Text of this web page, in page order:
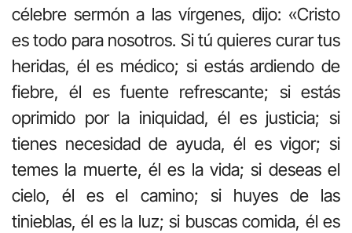
célebre sermón a las vírgenes, dijo: «Cristo
es todo para nosotros. Si tú quieres curar tus
heridas, él es médico; si estás ardiendo de
fiebre, él es fuente refrescante; si estás
oprimido por la iniquidad, él es justicia; si
tienes necesidad de ayuda, él es vigor; si
temes la muerte, él es la vida; si deseas el
cielo, él es el camino; si huyes de las
tinieblas, él es la luz; si buscas comida, él es